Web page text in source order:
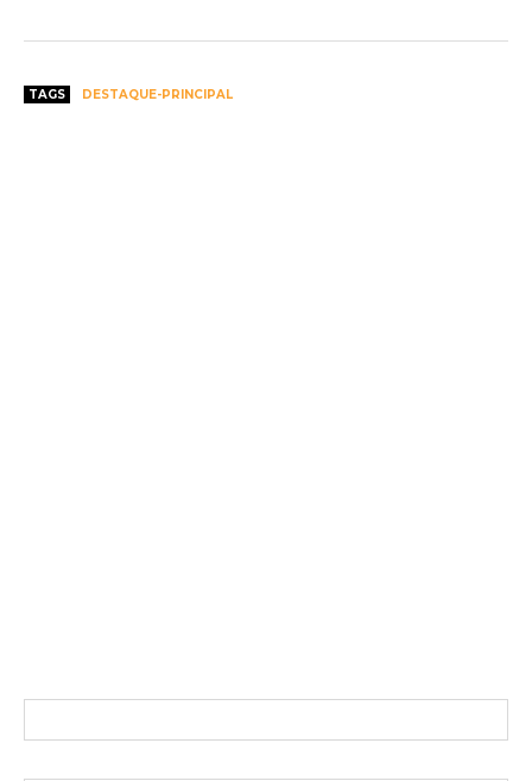
TAGS DESTAQUE-PRINCIPAL